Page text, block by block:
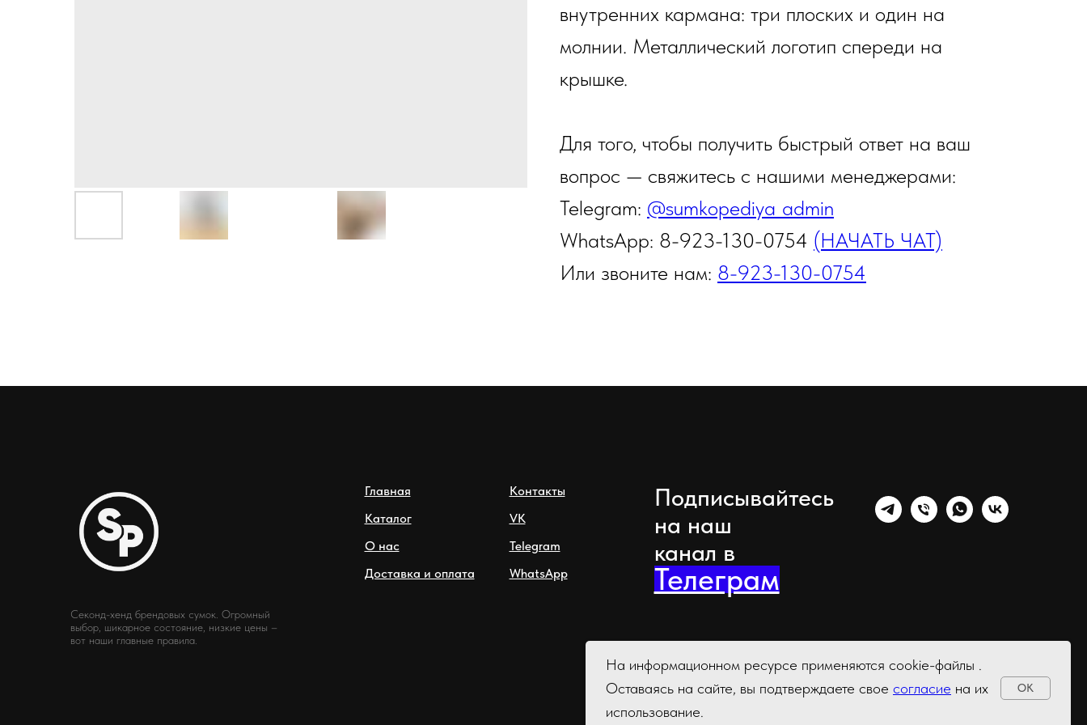
внутренних кармана: три плоских и один на
молнии. Металлический логотип спереди на
крышке.
Для того, чтобы получить быстрый ответ на ваш
вопрос — свяжитесь с нашими менеджерами:
Telegram: @sumkopediya_admin
WhatsApp: 8-923-130-0754 (НАЧАТЬ ЧАТ)
Или звоните нам: 8-923-130-0754
На информационном ресурсе применяются cookie-файлы .
Оставаясь на сайте, вы подтверждаете свое согласие на их
использование.
OK
Секонд-хенд брендовых сумок. Огромный
выбор, шикарное состояние, низкие цены –
вот наши главные правила.
Главная
Каталог
О нас
Доставка и оплата
Контакты
VK
Telegram
WhatsApp
Подписывайтесь
на наш
канал в
Телеграм